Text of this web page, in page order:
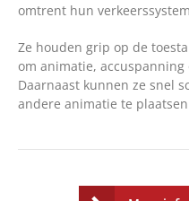
omtrent hun
Ze houden grip op de
om animatie,
Daarnaast kunnen ze snel
andere animatie te